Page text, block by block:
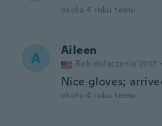
około 4 roku temu
A Aileen
Rok dołączenia 2017 ·
Nice gloves;
około 4 roku temu